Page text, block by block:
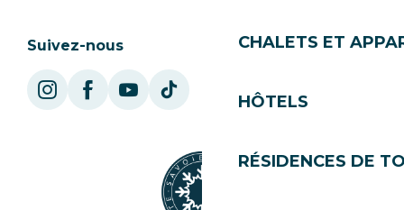
CHALETS ET
HÔTELS
RÉSIDENCES DE
Suivez-nous